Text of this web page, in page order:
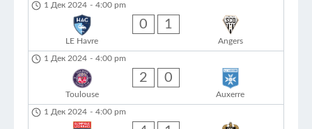
1 Дек 2024 - 4:00 pm
LE Havre
0 1
Angers
1 Дек 2024 - 4:00 pm
Toulouse
2 0
Auxerre
1 Дек 2024 - 4:00 pm